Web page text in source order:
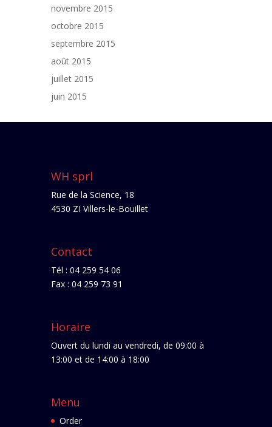
novembre 2015
octobre 2015
septembre 2015
août 2015
juillet 2015
juin 2015
WH sprl
Rue de la Science, 18
4530 ZI Villers-le-Bouillet
Contact
Tél : 04 259 54 06
Fax : 04 259 73 91
Horaire
Ouvert du lundi au vendredi, de 09:00 à
13:00 et de 14:00 à 18:00
Menu
Order